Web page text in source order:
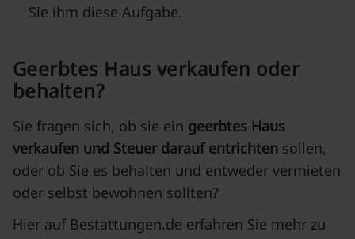
Sie ihm diese Aufgabe.
Geerbtes Haus verkaufen oder
behalten?
Sie fragen sich, ob sie ein geerbtes Haus
verkaufen und Steuerdarauf entrichten sollen,
oder ob Sie es behalten und entweder vermieten
oder selbst bewohnen sollten?
Hier auf Bestattungen.de erfahren Sie mehr zu